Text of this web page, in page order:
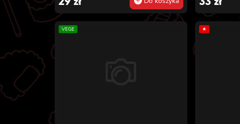
VEGE ★